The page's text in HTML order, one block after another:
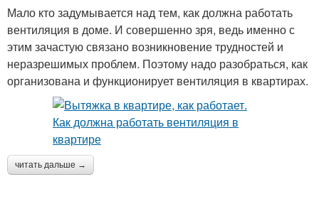
Мало кто задумывается над тем, как должна работать
вентиляция в доме. И совершенно зря, ведь именно с
этим зачастую связано возникновение трудностей и
неразрешимых проблем. Поэтому надо разобраться, как
организована и функционирует вентиляция в квартирах.
читать дальше →